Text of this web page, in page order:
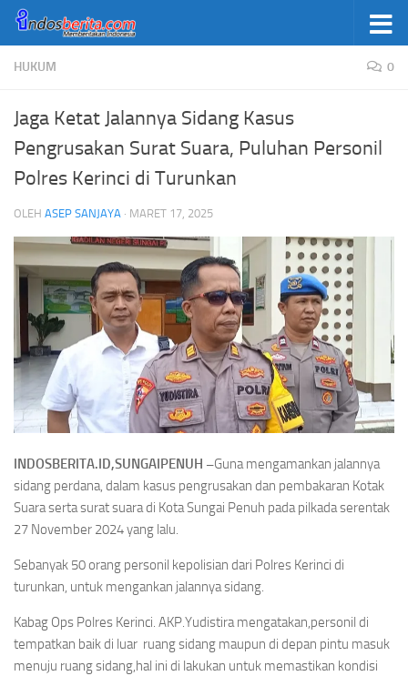
Skip to content
HUKUM 0
Jaga Ketat Jalannya Sidang Kasus
Pengrusakan Surat Suara, Puluhan Personil
Polres Kerinci di Turunkan
OLEH ASEP SANJAYA · MARET 17, 2025
INDOSBERITA.ID,SUNGAIPENUH –Guna mengamankan jalannya
sidang perdana, dalam kasus pengrusakan dan pembakaran Kotak
Suara serta surat suara di Kota Sungai Penuh pada pilkada serentak
27 November 2024 yang lalu.
Sebanyak 50 orang personil kepolisian dari Polres Kerinci di
turunkan, untuk mengankan jalannya sidang.
Kabag Ops Polres Kerinci. AKP.Yudistira mengatakan,personil di
tempatkan baik di luar ruang sidang maupun di depan pintu masuk
menuju ruang sidang,hal ini di lakukan untuk memastikan kondisi